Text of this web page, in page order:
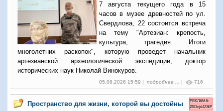
7 августа текущего года в 15
часов в музее древностей по ул.
Свердлова, 22 состоится встреча
на тему "Артезиан: крепость,
культура, трагедия. Итоги
многолетних раскопок", которую проведет начальник
артезианской археологической экспедиции, доктор
исторических наук Николай Винокуров.
05.08.2026 15:59 | подробнее ... | 716
Пространство для жизни, которой вы достойны
РЕКЛАМА:
2SDnjd4Z8iP